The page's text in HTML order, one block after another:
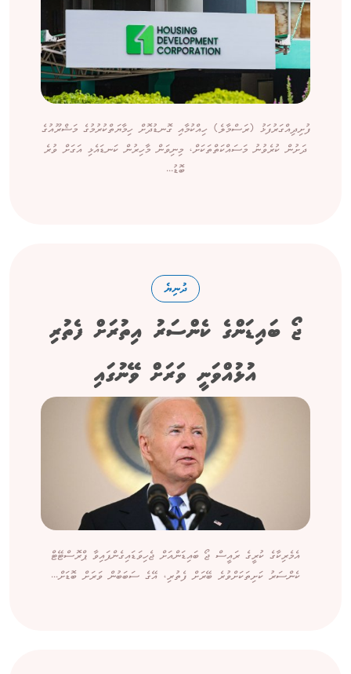
ފުށިދިއްގަރުފަޅު (ރަސްމާލެ) ހިއްކުމާއި ގޮނޑުދޮށް ހިމާޔަތްކުރުމުގެ މަޝްރޫއުގެ
ދަށުން ކުރެވުނު މަސައްކަތްތަކަށް، މިނިވަން މާހިރުން ކަނޑައެޅި އަގަށް ވުރެ
ބޮޑު...
ދުނިޔެ
ޖޯ ބައިޑަންގެ ކެންސަރު އިތުރަށް ފެތުރި
އުޅުއްވަނީ ވަރަށް ވޭނުގައި
އެމެރިކާގެ ކުރީގެ ރައީސް ޖޯ ބައިޑަންއަށް ޖެހިވަޑައިގެންފައިވާ ޕްރޮސްޓޭޓް
ކެންސަރު ކަށިތަކަށްވުރެ ބޭރަށް ފެތުރި، އޭގެ ސަބަބުން ވަރަށް ބޮޑަށް...